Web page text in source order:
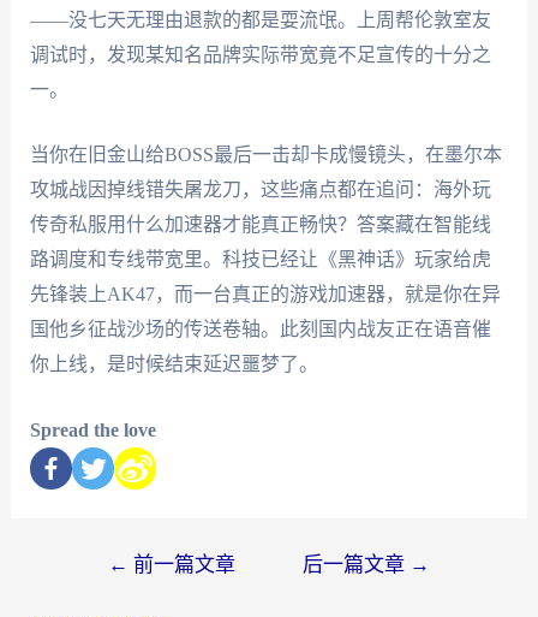
——没七天无理由退款的都是耍流氓。上周帮伦敦室友
调试时，发现某知名品牌实际带宽竟不足宣传的十分之
一。
当你在旧金山给BOSS最后一击却卡成慢镜头，在墨尔本
攻城战因掉线错失屠龙刀，这些痛点都在追问：海外玩
传奇私服用什么加速器才能真正畅快？答案藏在智能线
路调度和专线带宽里。科技已经让《黑神话》玩家给虎
先锋装上AK47，而一台真正的游戏加速器，就是你在异
国他乡征战沙场的传送卷轴。此刻国内战友正在语音催
你上线，是时候结束延迟噩梦了。
Spread the love
← 前一篇文章 后一篇文章 →